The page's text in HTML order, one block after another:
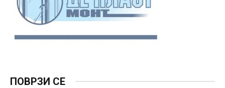
ПОВРЗИ СЕ